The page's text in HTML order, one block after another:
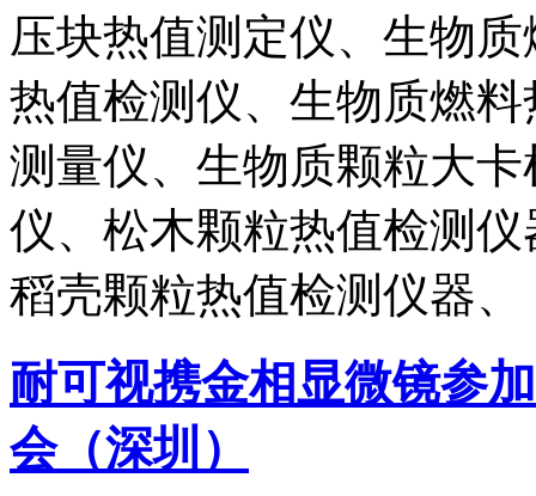
压块热值测定仪、生物
热值检测仪、生物质燃
测量仪、生物质颗粒大
仪、松木颗粒热值检测
稻壳颗粒热值检测仪器、
耐可视携金相显微镜参
会（深圳）